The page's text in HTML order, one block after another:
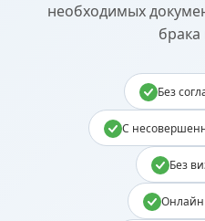
необходимых
брака
Без
С
Без
Онлайн